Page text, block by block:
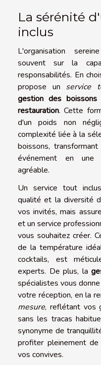
La sérénité
inclus
L'organisation
souvent sur la
responsabilités. En
propose un service
gestion des boissons
restauration. Cette
d'un poids non
complexité liée à la
boissons,
événement en une
agréable.
Un service tout
qualité et la diversité
vos invités, mais
et un service
vous souhaitez créer.
de la température
cocktails, est
experts. De plus, la
spécialistes vous
votre réception, en la
mesure, reflétant vos
sans les tracas
synonyme de
profiter pleinement
vos convives.